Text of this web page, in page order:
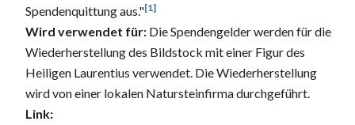
Spendenquittung aus."[1]
Wird verwendet für: Die Spendengelder werden für die
Wiederherstellung des Bildstock mit einer Figur des
Heiligen Laurentius verwendet. Die Wiederherstellung
wird von einer lokalen Natursteinfirma durchgeführt.
Link: